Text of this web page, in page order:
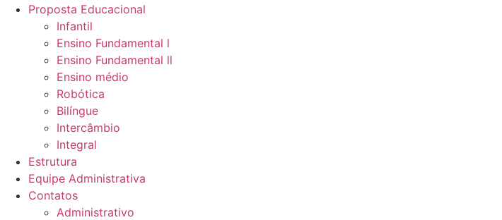
Proposta Educacional
Infantil
Ensino Fundamental l
Ensino Fundamental ll
Ensino médio
Robótica
Bilíngue
Intercâmbio
Integral
Estrutura
Equipe Administrativa
Contatos
Administrativo